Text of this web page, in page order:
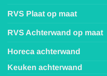
RVS Plaat op maat
RVS Achterwand op maat
Horeca achterwand
Keuken achterwand